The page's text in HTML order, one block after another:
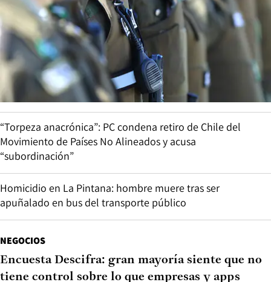
“Torpeza anacrónica”: PC condena retiro de Chile del
Movimiento de Países No Alineados y acusa
“subordinación”
Homicidio en La Pintana: hombre muere tras ser
apuñalado en bus del transporte público
NEGOCIOS
Encuesta Descifra: gran mayoría siente que no
tiene control sobre lo que empresas y apps